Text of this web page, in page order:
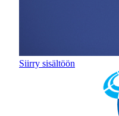
Siirry sisältöön